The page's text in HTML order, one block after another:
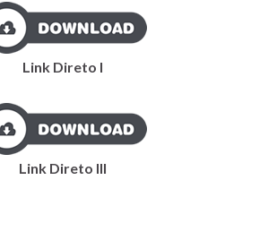
Link Direto I
Link Direto III